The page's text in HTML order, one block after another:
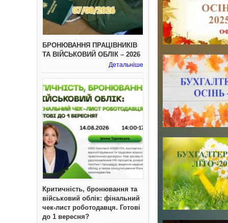
БРОНЮВАННЯ ПРАЦІВНИКІВ
ТА ВІЙСЬКОВИЙ ОБЛІК – 2026
Детальніше
Критичність, бронювання та
військовий облік: фінальний
чек-лист роботодавця. Готові
до 1 вересня?